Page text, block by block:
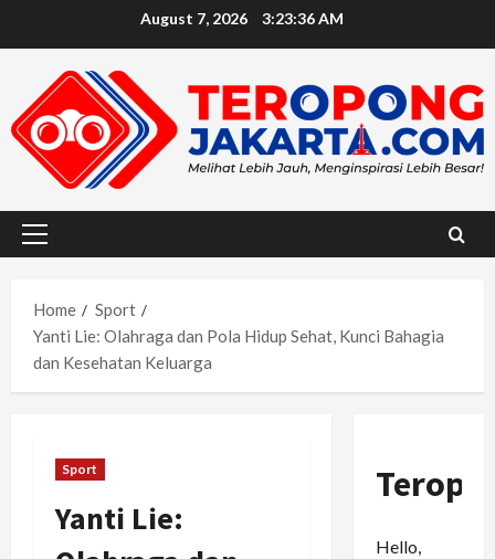
August 7, 2026 3:23:37 AM
Primary
Home
Sport
Yanti Lie: Olahraga dan Pola Hidup Sehat, Kunci Bahagia
dan Kesehatan Keluarga
Sport
Yanti Lie:
Hello,